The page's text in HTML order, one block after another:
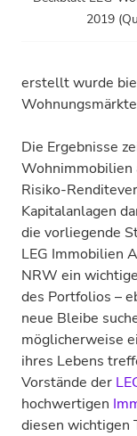
2019
erstellt wurde
Die Ergebnisse
Wohnimmobilien
Risiko-
Kapitalanlagen
die vorliegende
LEG Immobilien
NRW ein
des Portfolios –
neue Bleibe
möglicherweise
ihres Lebens
Vorstände der
hochwertigen
diesen wichtigen